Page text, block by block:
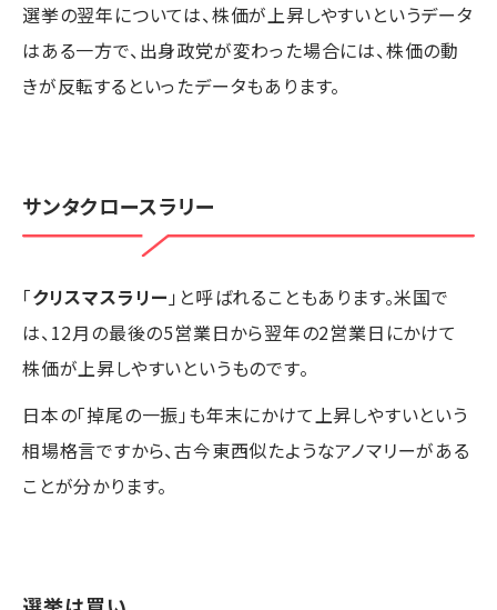
選挙の翌年については、株価が上昇しやすいというデータ
はある一方で、出身政党が変わった場合には、株価の動
きが反転するといったデータもあります。
サンタクロースラリー
「クリスマスラリー 」と呼ばれることもあります。米国で
は、12月の最後の5営業日から翌年の2営業日にかけて
株価が上昇しやすいというものです。
日本の「掉尾の一振」も年末にかけて上昇しやすいという
相場格言ですから、古今東西似たようなアノマリーがある
ことが分かります。